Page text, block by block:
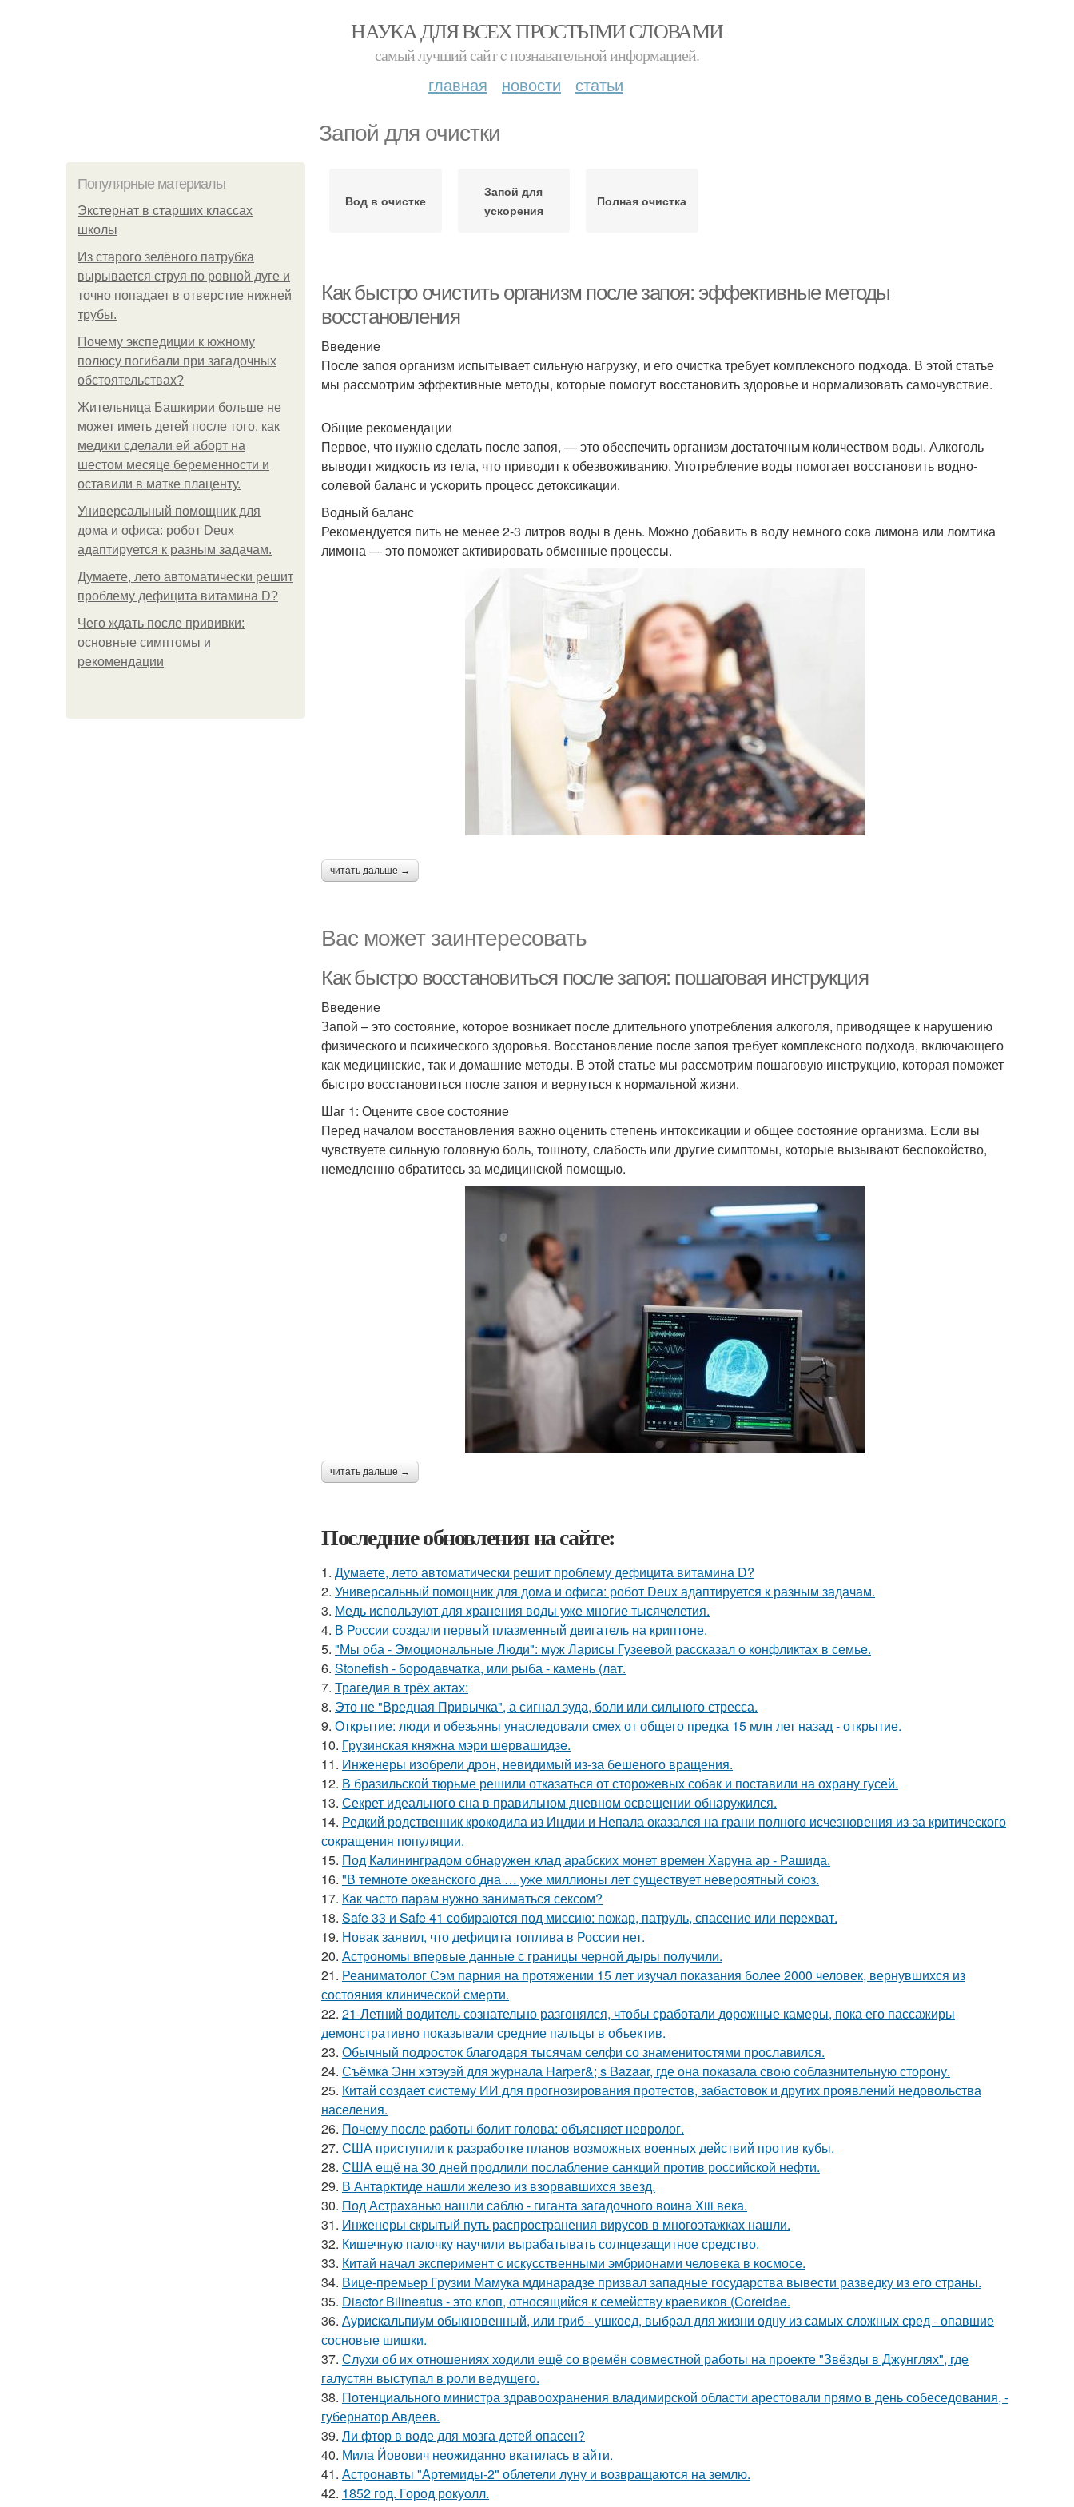
НАУКА ДЛЯ ВСЕХ ПРОСТЫМИ СЛОВАМИ
самый лучший сайт c познавательной информацией.
главная новости статьи
Запой для очистки
Популярные материалы
Экстернат в старших классах
школы
Из старого зелёного патрубка
вырывается струя по ровной дуге и
точно попадает в отверстие нижней
трубы.
Почему экспедиции к южному
полюсу погибали при загадочных
обстоятельствах?
Жительница Башкирии больше не
может иметь детей после того, как
медики сделали ей аборт на
шестом месяце беременности и
оставили в матке плаценту.
Универсальный помощник для
дома и офиса: робот Deux
адаптируется к разным задачам.
Думаете, лето автоматически решит
проблему дефицита витамина D?
Чего ждать после прививки:
основные симптомы и
рекомендации
Вод в очистке
Запой для
ускорения
Полная очистка
Как быстро очистить организм после запоя: эффективные методы
восстановления
Введение
После запоя организм испытывает сильную нагрузку, и его очистка требует комплексного подхода. В этой статье
мы рассмотрим эффективные методы, которые помогут восстановить здоровье и нормализовать самочувствие.
Общие рекомендации
Первое, что нужно сделать после запоя, — это обеспечить организм достаточным количеством воды. Алкоголь
выводит жидкость из тела, что приводит к обезвоживанию. Употребление воды помогает восстановить водно-
солевой баланс и ускорить процесс детоксикации.
Водный баланс
Рекомендуется пить не менее 2-3 литров воды в день. Можно добавить в воду немного сока лимона или ломтика
лимона — это поможет активировать обменные процессы.
читать дальше →
Вас может заинтересовать
Как быстро восстановиться после запоя: пошаговая инструкция
Введение
Запой – это состояние, которое возникает после длительного употребления алкоголя, приводящее к нарушению
физического и психического здоровья. Восстановление после запоя требует комплексного подхода, включающего
как медицинские, так и домашние методы. В этой статье мы рассмотрим пошаговую инструкцию, которая поможет
быстро восстановиться после запоя и вернуться к нормальной жизни.
Шаг 1: Оцените свое состояние
Перед началом восстановления важно оценить степень интоксикации и общее состояние организма. Если вы
чувствуете сильную головную боль, тошноту, слабость или другие симптомы, которые вызывают беспокойство,
немедленно обратитесь за медицинской помощью.
читать дальше →
Последние обновления на сайте:
1. Думаете, лето автоматически решит проблему дефицита витамина D?
2. Универсальный помощник для дома и офиса: робот Deux адаптируется к разным задачам.
3. Медь используют для хранения воды уже многие тысячелетия.
4. В России создали первый плазменный двигатель на криптоне.
5. "Мы оба - Эмоциональные Люди": муж Ларисы Гузеевой рассказал о конфликтах в семье.
6. Stonefish - бородавчатка, или рыба - камень (лат.
7. Трагедия в трёх актах:
8. Это не "Вредная Привычка", а сигнал зуда, боли или сильного стресса.
9. Открытие: люди и обезьяны унаследовали смех от общего предка 15 млн лет назад - открытие.
10. Грузинская княжна мэри шервашидзе.
11. Инженеры изобрели дрон, невидимый из-за бешеного вращения.
12. В бразильской тюрьме решили отказаться от сторожевых собак и поставили на охрану гусей.
13. Секрет идеального сна в правильном дневном освещении обнаружился.
14. Редкий родственник крокодила из Индии и Непала оказался на грани полного исчезновения из-за критического
сокращения популяции.
15. Под Калининградом обнаружен клад арабских монет времен Харуна ар - Рашида.
16. "В темноте океанского дна … уже миллионы лет существует невероятный союз.
17. Как часто парам нужно заниматься сексом?
18. Safe 33 и Safe 41 собираются под миссию: пожар, патруль, спасение или перехват.
19. Новак заявил, что дефицита топлива в России нет.
20. Астрономы впервые данные с границы черной дыры получили.
21. Реаниматолог Сэм парния на протяжении 15 лет изучал показания более 2000 человек, вернувшихся из
состояния клинической смерти.
22. 21-Летний водитель сознательно разгонялся, чтобы сработали дорожные камеры, пока его пассажиры
демонстративно показывали средние пальцы в объектив.
23. Обычный подросток благодаря тысячам селфи со знаменитостями прославился.
24. Съёмка Энн хэтэуэй для журнала Harper&; s Bazaar, где она показала свою соблазнительную сторону.
25. Китай создает систему ИИ для прогнозирования протестов, забастовок и других проявлений недовольства
населения.
26. Почему после работы болит голова: объясняет невролог.
27. США приступили к разработке планов возможных военных действий против кубы.
28. США ещё на 30 дней продлили послабление санкций против российской нефти.
29. В Антарктиде нашли железо из взорвавшихся звезд.
30. Под Астраханью нашли саблю - гиганта загадочного воина Xiii века.
31. Инженеры скрытый путь распространения вирусов в многоэтажках нашли.
32. Кишечную палочку научили вырабатывать солнцезащитное средство.
33. Китай начал эксперимент с искусственными эмбрионами человека в космосе.
34. Вице-премьер Грузии Мамука мдинарадзе призвал западные государства вывести разведку из его страны.
35. Diactor Bilineatus - это клоп, относящийся к семейству краевиков (Coreidae.
36. Аурискальпиум обыкновенный, или гриб - ушкоед, выбрал для жизни одну из самых сложных сред - опавшие
сосновые шишки.
37. Слухи об их отношениях ходили ещё со времён совместной работы на проекте "Звёзды в Джунглях", где
галустян выступал в роли ведущего.
38. Потенциального министра здравоохранения владимирской области арестовали прямо в день собеседования, -
губернатор Авдеев.
39. Ли фтор в воде для мозга детей опасен?
40. Мила Йовович неожиданно вкатилась в айти.
41. Астронавты "Артемиды-2" облетели луну и возвращаются на землю.
42. 1852 год. Город рокуолл.